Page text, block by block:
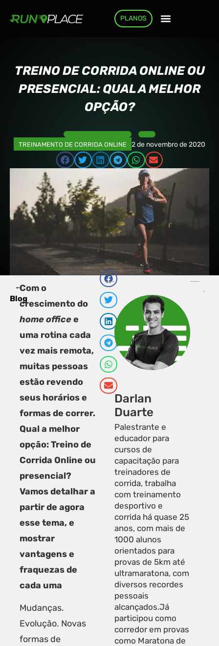
PLANOS
TREINO DE CORRIDA ONLINE OU
PRESENCIAL: QUAL A MELHOR
OPÇÃO?
TREINAMENTO DE CORRIDA ONLINE 2 de novembro de 2020
←
Blog
Com o
crescimento do
home officee
uma rotina cada
vez mais remota,
muitas pessoas
estão revendo
seus horários e
formas de correr.
Qual a melhor
opção: Treino de
Corrida Online ou
presencial?
Vamos detalhar a
partir de agora
esse tema, e
mostrar
vantagens e
fraquezas de
cada uma
Mudanças.
Evolução. Novas
formas de
Darlan
Duarte
Palestrante e
educador para
cursos de
capacitação para
treinadores de
corrida, trabalha
com treinamento
desportivo e
corrida há quase 25
anos, com mais de
1000 alunos
orientados para
provas de 5km até
ultramaratona, com
diversos recordes
pessoais
alcançados.Já
participou como
corredor em provas
como Maratona de